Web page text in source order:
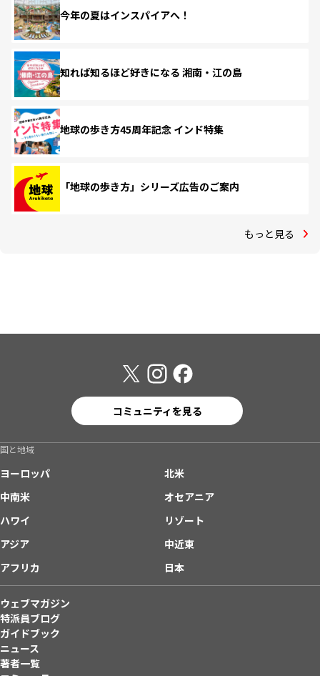
今年の夏はインスパイアへ！
知れば知るほど好きになる 湘南・江の島
地球の歩き方45周年記念 インド特集
「地球の歩き方」シリーズ広告のご案内
もっと見る
コミュニティを見る
国と地域
ヨーロッパ
北米
中南米
オセアニア
ハワイ
リゾート
アジア
中近東
アフリカ
日本
ウェブマガジン
特派員ブログ
ガイドブック
ニュース
著者一覧